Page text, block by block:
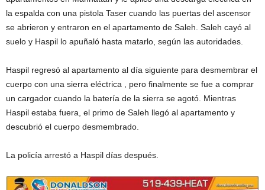
la espalda con una pistola Taser cuando las puertas del ascensor
se abrieron y entraron en el apartamento de Saleh. Saleh cayó al
suelo y Haspil lo apuñaló hasta matarlo, según las autoridades.
Haspil regresó al apartamento al día siguiente para desmembrar el
cuerpo con una sierra eléctrica , pero finalmente se fue a comprar
un cargador cuando la batería de la sierra se agotó. Mientras
Haspil estaba fuera, el primo de Saleh llegó al apartamento y
descubrió el cuerpo desmembrado.
La policía arrestó a Haspil días después.